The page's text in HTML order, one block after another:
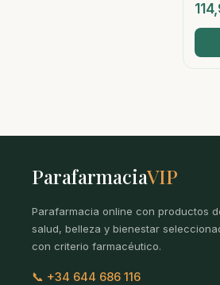
ParafarmaciaVIP
Parafarmacia online con productos
salud, belleza y bienestar
con criterio farmacéutico.
📞 +34 644 686 116